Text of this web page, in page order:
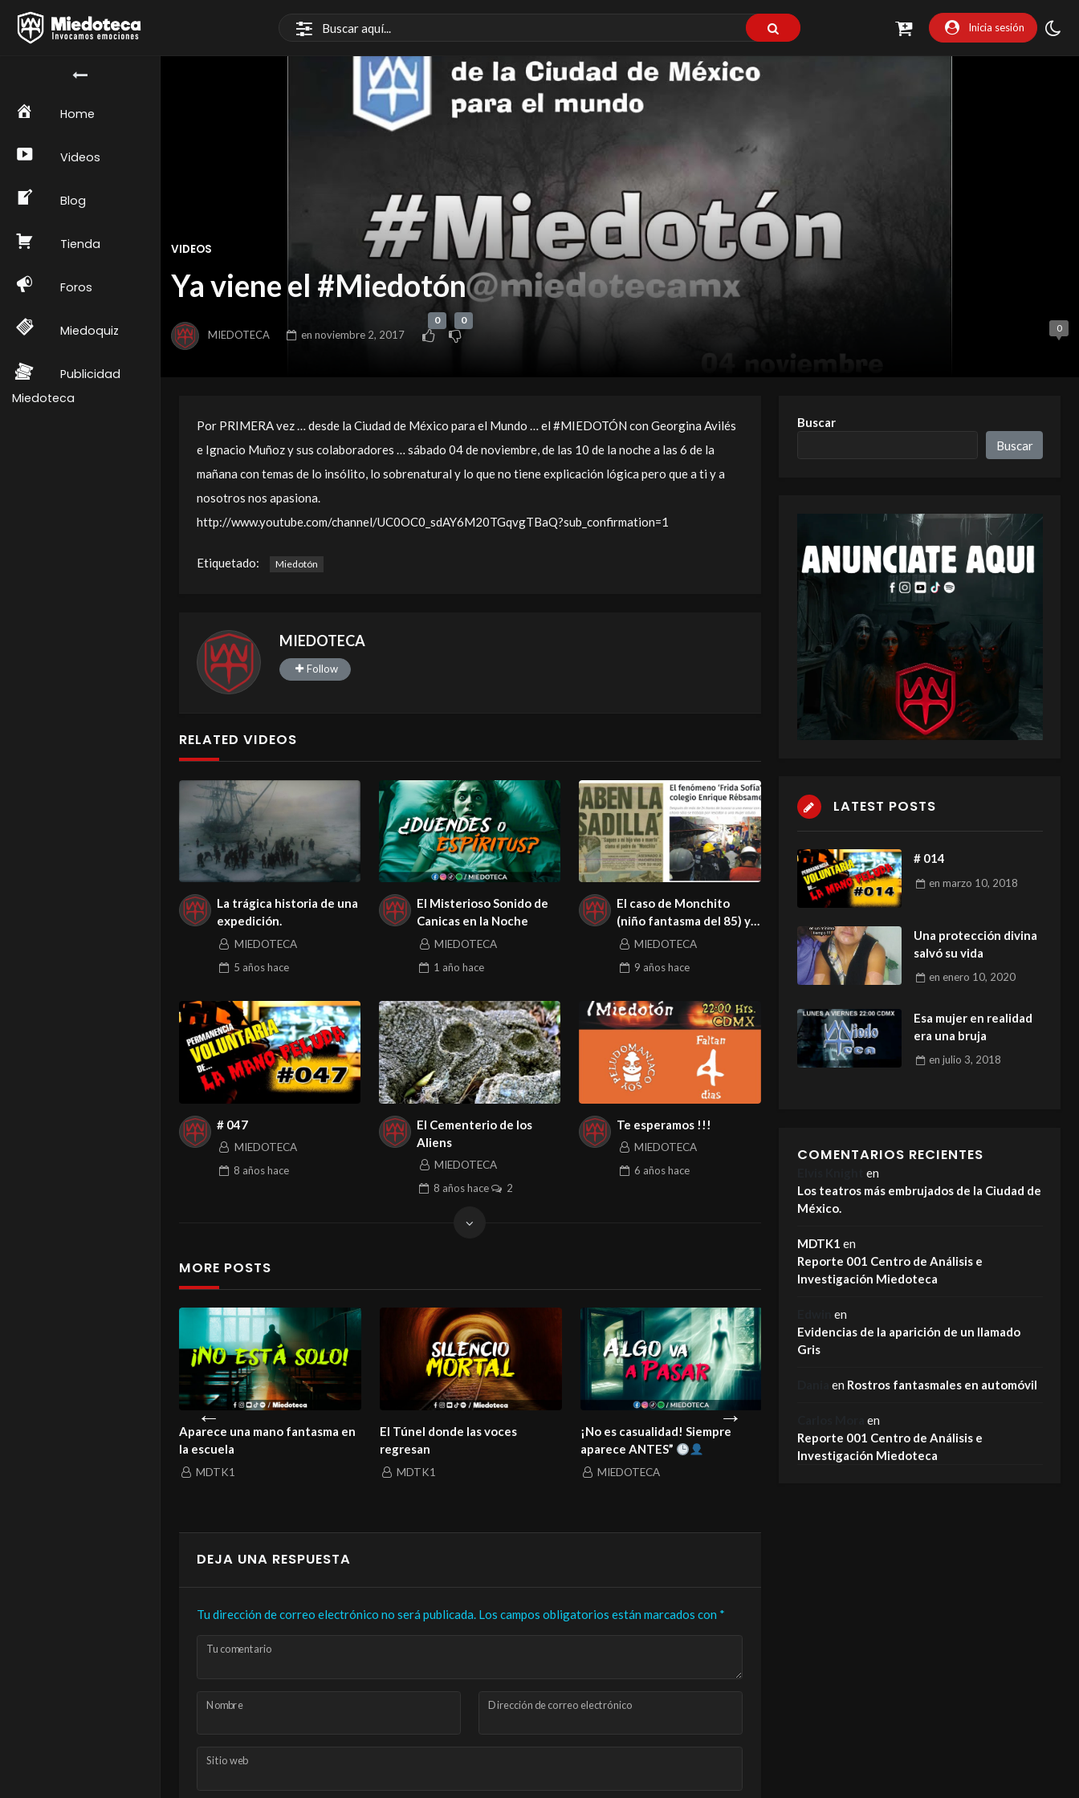
Inicia sesión
Home
Videos
Blog
Tienda
Foros
Miedoquiz
Publicidad
Miedoteca
VIDEOS
Ya viene el #Miedotón
MIEDOTECA en noviembre 2, 2017
0 0
0
Por PRIMERA vez … desde la Ciudad de México para el Mundo … el #MIEDOTÓN con Georgina Avilés
e Ignacio Muñoz y sus colaboradores … sábado 04 de noviembre, de las 10 de la noche a las 6 de la
mañana con temas de lo insólito, lo sobrenatural y lo que no tiene explicación lógica pero que a ti y a
nosotros nos apasiona.
http://www.youtube.com/channel/UC0OC0_sdAY6M20TGqvgTBaQ?sub_confirmation=1
Etiquetado: Miedotón
MIEDOTECA
Follow
RELATED VIDEOS
La trágica historia de una
expedición.
MIEDOTECA
5 añoshace
El Misterioso Sonido de
Canicas en la Noche
MIEDOTECA
1 año hace
El caso de Monchito
(niño fantasma del 85) y
Frida Sofía (niña
MIEDOTECA
9 añoshace
# 047
MIEDOTECA
8 añoshace
El Cementerio de los
Aliens
MIEDOTECA
8 añoshace 2
Te esperamos !!!
MIEDOTECA
6 añoshace
MORE POSTS
Aparece una mano fantasma en
la escuela
MDTK1
El Túnel donde las voces
regresan
MDTK1
¡No es casualidad! Siempre
aparece ANTES”
MIEDOTECA
¡Este es el motivo por el que los
fantasmas NO se van!
DEJA UNA RESPUESTA
Tu dirección de correo electrónico no será publicada. Los campos obligatorios están marcados con *
Tu comentario
Nombre Dirección de correo electrónico
Sitio web
Buscar
Buscar
LATEST POSTS
# 014
enmarzo 10, 2018
Una protección divina
salvó su vida
en enero 10, 2020
Esa mujer en realidad
era una bruja
enjulio 3, 2018
COMENTARIOS RECIENTES
en
Los teatros más embrujados de la Ciudad de
México.
MDTK1 en
Reporte 001 Centro de Análisis e
Investigación Miedoteca
en
Evidencias de la aparición de un llamado
Gris
en Rostros fantasmales en automóvil
en
Reporte 001 Centro de Análisis e
Investigación Miedoteca